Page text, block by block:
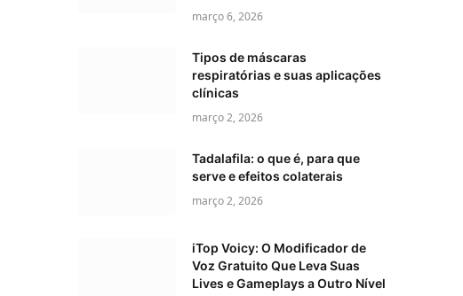
março 6, 2026
Tipos de máscaras
respiratórias e suas aplicações
clínicas
março 2, 2026
Tadalafila: o que é, para que
serve e efeitos colaterais
março 2, 2026
iTop Voicy: O Modificador de
Voz Gratuito Que Leva Suas
Lives e Gameplays a Outro Nível